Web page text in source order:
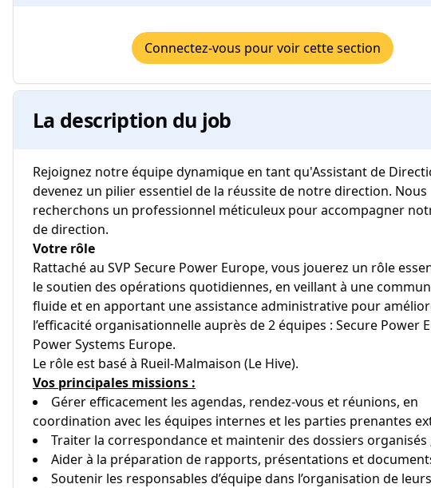
Connectez-vous pour voir cette section
La description du job
Rejoignez notre équipe dynamique en tant qu'Assistant de
devenez un pilier essentiel de la réussite de notre direction. Nous
recherchons un professionnel méticuleux pour accompagner
de direction.
Votre rôle
Rattaché au SVP Secure Power Europe, vous jouerez un rôle
le soutien des opérations quotidiennes, en veillant à une
fluide et en apportant une assistance administrative pour
l’efficacité organisationnelle auprès de 2 équipes : Secure Power
Power Systems Europe.
Le rôle est basé à Rueil-Malmaison (Le Hive).
Vos principales missions :
Gérer efficacement les agendas, rendez-vous et réunions, en
coordination avec les équipes internes et les parties prenantes
Traiter la correspondance et maintenir des dossiers organisés
Aider à la préparation de rapports, présentations et
Soutenir les responsables d’équipe dans l’organisation de leurs